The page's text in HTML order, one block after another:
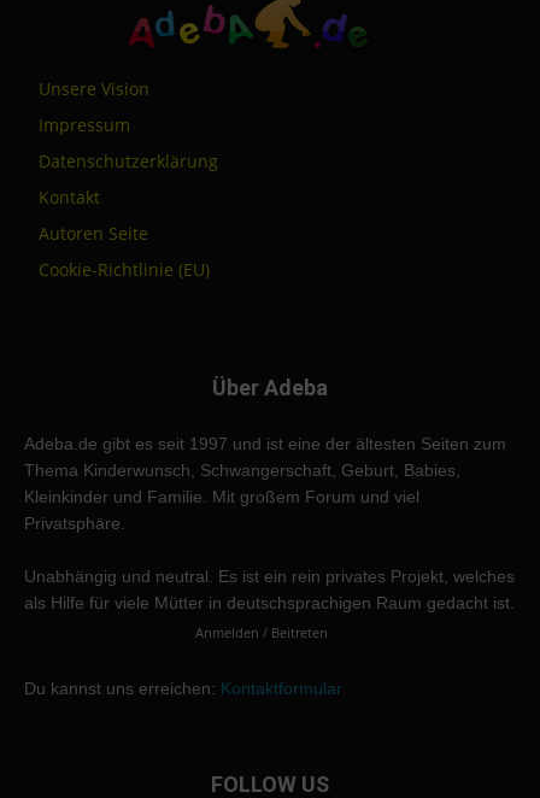
Unsere Vision
Impressum
Datenschutzerklärung
Kontakt
Autoren Seite
Cookie-Richtlinie (EU)
Über Adeba
Adeba.de gibt es seit 1997 und ist eine der ältesten Seiten zum
Thema Kinderwunsch, Schwangerschaft, Geburt, Babies,
Kleinkinder und Familie. Mit großem Forum und viel
Privatsphäre.
Unabhängig und neutral. Es ist ein rein privates Projekt, welches
als Hilfe für viele Mütter in deutschsprachigen Raum gedacht ist.
Anmelden / Beitreten
Du kannst uns erreichen: Kontaktformular
FOLLOW US